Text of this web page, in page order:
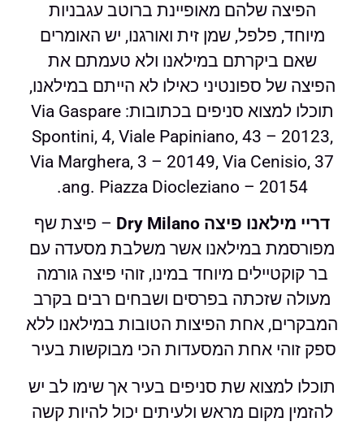
הפיצה שלהם מאופיינת ברוטב עגבניות
מיוחד, פלפל, שמן זית ואורגנו, יש האומרים
שאם ביקרתם במילאנו ולא טעמתם את
הפיצה של ספונטיני כאילו לא הייתם במילאנו,
תוכלו למצוא סניפים בכתובות: Via Gaspare
Spontini, 4, Viale Papiniano, 43 – 20123,
Via Marghera, 3 – 20149, Via Cenisio, 37
ang. Piazza Diocleziano – 20154.
דריי מילאנו פיצה Dry Milano
– פיצת שף
מפורסמת במילאנו אשר משלבת מסעדה עם
בר קוקטיילים מיוחד במינו, זוהי פיצה גורמה
מעולה שזכתה בפרסים ושבחים רבים בקרב
המבקרים, אחת הפיצות הטובות במילאנו ללא
ספק זוהי אחת המסעדות הכי מבוקשות בעיר
תוכלו למצוא שת סניפים בעיר אך שימו לב יש
להזמין מקום מראש ולעיתים יכול להיות קשה